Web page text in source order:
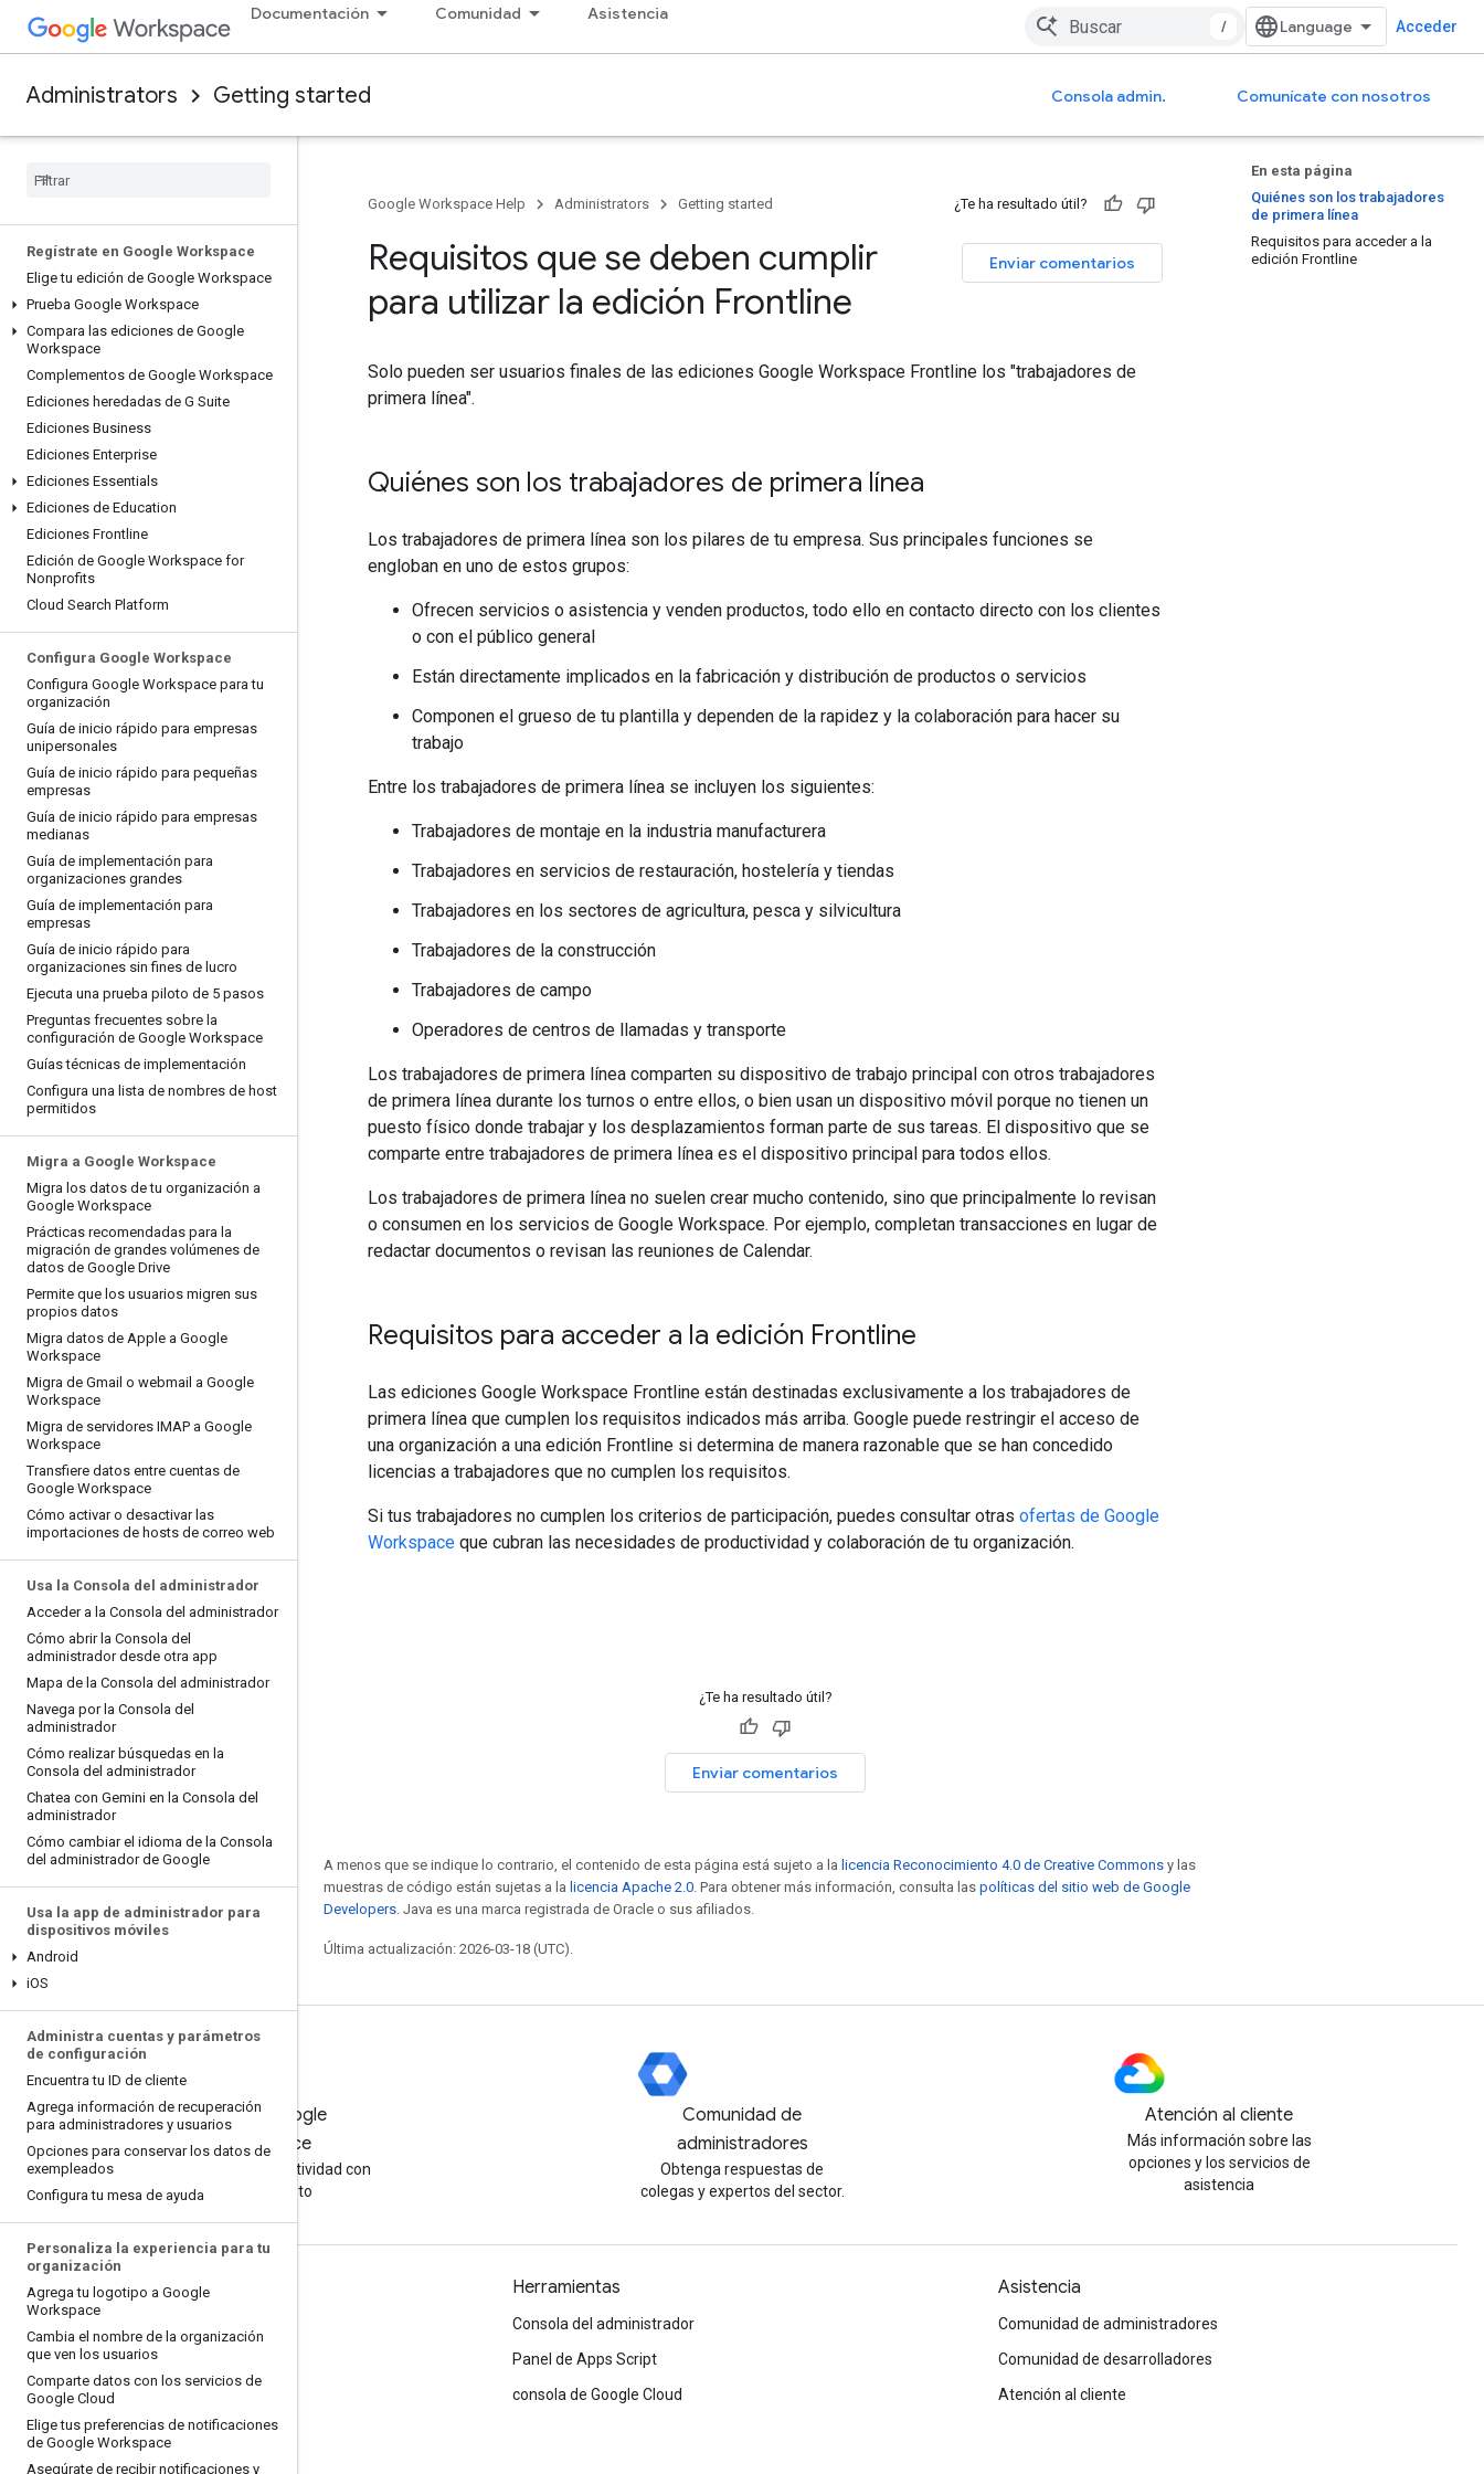
Documentación Comunidad Asistencia
/ Acceder
Administrators Getting started Consola admin. Comunícate con nosotros
Regístrate en Google Workspace
Elige tu edición de Google Workspace
Prueba Google Workspace
Compara las ediciones de Google
Workspace
Complementos de Google Workspace
Ediciones heredadas de G Suite
Ediciones Business
Ediciones Enterprise
Ediciones Essentials
Ediciones de Education
Ediciones Frontline
Edición de Google Workspace for
Nonprofits
Cloud Search Platform
Configura Google Workspace
Configura Google Workspace para tu
organización
Guía de inicio rápido para empresas
unipersonales
Guía de inicio rápido para pequeñas
empresas
Guía de inicio rápido para empresas
medianas
Guía de implementación para
organizaciones grandes
Guía de implementación para
empresas
Guía de inicio rápido para
organizaciones sin fines de lucro
Ejecuta una prueba piloto de 5 pasos
Preguntas frecuentes sobre la
configuración de Google Workspace
Guías técnicas de implementación
Configura una lista de nombres de host
permitidos
Migra a Google Workspace
Migra los datos de tu organización a
Google Workspace
Prácticas recomendadas para la
migración de grandes volúmenes de
datos de Google Drive
Permite que los usuarios migren sus
propios datos
Migra datos de Apple a Google
Workspace
Migra de Gmail o webmail a Google
Workspace
Migra de servidores IMAP a Google
Workspace
Transfiere datos entre cuentas de
Google Workspace
Cómo activar o desactivar las
importaciones de hosts de correo web
Usa la Consola del administrador
Acceder a la Consola del administrador
Cómo abrir la Consola del
administrador desde otra app
Mapa de la Consola del administrador
Navega por la Consola del
administrador
Cómo realizar búsquedas en la
Consola del administrador
Chatea con Gemini en la Consola del
administrador
Cómo cambiar el idioma de la Consola
del administrador de Google
Usa la app de administrador para
dispositivos móviles
Android
iOS
Administra cuentas y parámetros
de configuración
Encuentra tu ID de cliente
Agrega información de recuperación
para administradores y usuarios
Opciones para conservar los datos de
exempleados
Configura tu mesa de ayuda
Personaliza la experiencia para tu
organización
Agrega tu logotipo a Google
Workspace
Cambia el nombre de la organización
que ven los usuarios
Comparte datos con los servicios de
Google Cloud
Elige tus preferencias de notificaciones
de Google Workspace
Asegúrate de recibir notificaciones y
En esta página
Quiénes son los trabajadores
de primera línea
Requisitos para acceder a la
edición Frontline
Google Workspace Help Administrators Getting started ¿Te ha resultado útil?
Enviar comentarios
Requisitos que se deben cumplir
para utilizar la edición Frontline
Solo pueden ser usuarios finales de las ediciones Google Workspace Frontline los "trabajadores de
primera línea".
Quiénes son los trabajadores de primera línea
Los trabajadores de primera línea son los pilares de tu empresa. Sus principales funciones se
engloban en uno de estos grupos:
Ofrecen servicios o asistencia y venden productos, todo ello en contacto directo con los clientes
o con el público general
Están directamente implicados en la fabricación y distribución de productos o servicios
Componen el grueso de tu plantilla y dependen de la rapidez y la colaboración para hacer su
trabajo
Entre los trabajadores de primera línea se incluyen los siguientes:
Trabajadores de montaje en la industria manufacturera
Trabajadores en servicios de restauración, hostelería y tiendas
Trabajadores en los sectores de agricultura, pesca y silvicultura
Trabajadores de la construcción
Trabajadores de campo
Operadores de centros de llamadas y transporte
Los trabajadores de primera línea comparten su dispositivo de trabajo principal con otros trabajadores
de primera línea durante los turnos o entre ellos, o bien usan un dispositivo móvil porque no tienen un
puesto físico donde trabajar y los desplazamientos forman parte de sus tareas. El dispositivo que se
comparte entre trabajadores de primera línea es el dispositivo principal para todos ellos.
Los trabajadores de primera línea no suelen crear mucho contenido, sino que principalmente lo revisan
o consumen en los servicios de Google Workspace. Por ejemplo, completan transacciones en lugar de
redactar documentos o revisan las reuniones de Calendar.
Requisitos para acceder a la edición Frontline
Las ediciones Google Workspace Frontline están destinadas exclusivamente a los trabajadores de
primera línea que cumplen los requisitos indicados más arriba. Google puede restringir el acceso de
una organización a una edición Frontline si determina de manera razonable que se han concedido
licencias a trabajadores que no cumplen los requisitos.
Si tus trabajadores no cumplen los criterios de participación, puedes consultar otras ofertas de Google
Workspace que cubran las necesidades de productividad y colaboración de tu organización.
¿Te ha resultado útil?
Enviar comentarios
A menos que se indique lo contrario, el contenido de esta página está sujeto a la licencia Reconocimiento 4.0 de Creative Commons y las
muestras de código están sujetas a la licencia Apache 2.0. Para obtener más información, consulta las políticas del sitio web de Google
Developers. Java es una marca registrada de Oracle o sus afiliados.
Última actualización: 2026-03-18 (UTC).
Prueba Google
Workspace
Aumenta tu productividad con
la IA sin costo
Comunidad de
administradores
Obtenga respuestas de
colegas y expertos del sector.
Atención al cliente
Más información sobre las
opciones y los servicios de
asistencia
Documentación y capacitación
Centros de ayuda
Guías para desarrolladores
Centro de aprendizaje
Google Skills
Herramientas
Consola del administrador
Panel de Apps Script
consola de Google Cloud
Asistencia
Comunidad de administradores
Comunidad de desarrolladores
Atención al cliente